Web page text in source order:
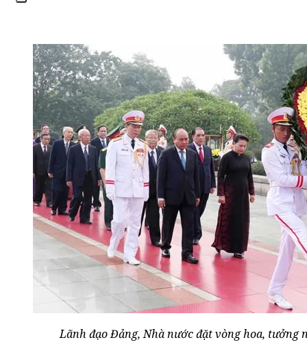
Lãnh đạo Đảng, Nhà nước đặt vòng hoa, tưởng